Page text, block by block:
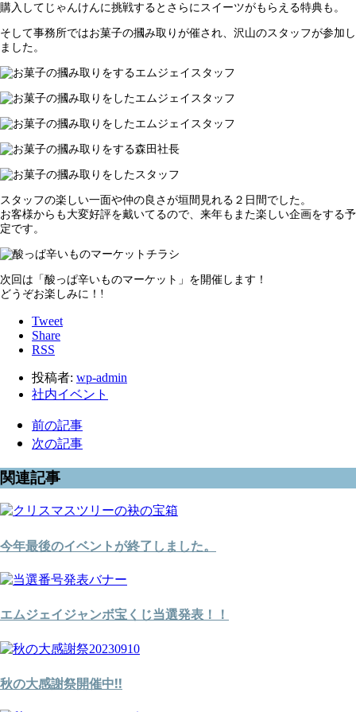
購入してじゃんけんに挑戦するとさらにスイーツがもらえる特典も。
そして事務所ではお菓子の摑み取りが催され、沢山のスタッフが参加し
ました。
スタッフの楽しい一面や仲の良さが垣間見れる２日間でした。
お客様からも大変好評を戴いてるので、来年もまた楽しい企画をする予
定です。
次回は「酸っぱ辛いものマーケット」を開催します！
どうぞお楽しみに！!
Tweet
Share
RSS
投稿者: wp-admin
社内イベント
前の記事
次の記事
関連記事
今年最後のイベントが終了しました。
エムジェイジャンボ宝くじ当選発表！！
秋の大感謝祭開催中!!